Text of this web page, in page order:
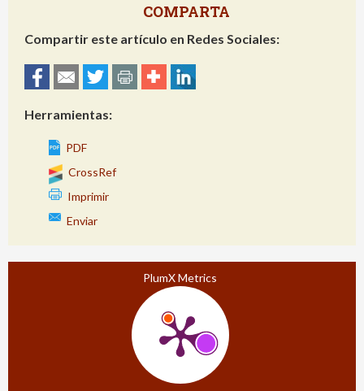
COMPARTA
Compartir este artículo en Redes Sociales:
Herramientas:
PDF
CrossRef
Imprimir
Enviar
PlumX Metrics